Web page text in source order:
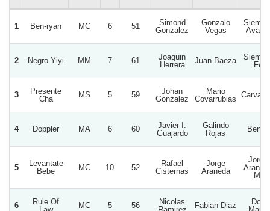
1 Ben-ryan MC 6 51
Simond
Gonzalez
Gonzalo
Vegas
Avante
2 Negro Yiyi MM 7 61
Joaquin
Herrera
Juan Baeza
Fe
3
Presente
Cha
MS 5 59
Johan
Gonzalez
Mario
Covarrubias
4 Doppler MA 6 60
Javier I.
Guajardo
Galindo
Rojas
Bengo
5
Levantate
Bebe
MC 10 52
Rafael
Cisternas
Jorge
Araneda
Jorge
M.
6
Rule Of
MC 5 56
Nicolas
Fabian Diaz
Don